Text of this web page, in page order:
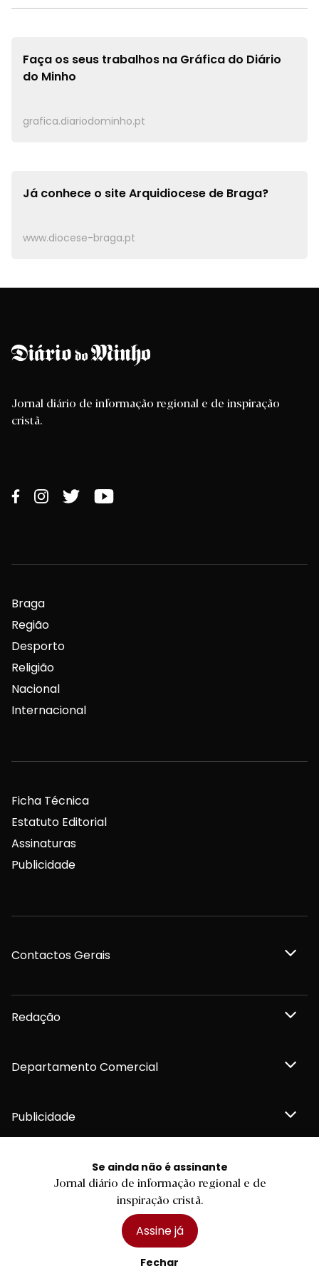
Faça os seus trabalhos na Gráfica do Diário
do Minho
grafica.diariodominho.pt
Já conhece o siteArquidiocese de Braga?
www.diocese-braga.pt
Se ainda não é assinante
Jornal diário de informação regional e de
inspiração cristã.
Assine já
Fechar
Jornal diário de informação regional e de inspiração
cristã.
Braga
Região
Desporto
Religião
Nacional
Internacional
Ficha Técnica
Estatuto Editorial
Assinaturas
Publicidade
Contactos Gerais
Redação
Departamento Comercial
Publicidade
Privacidade e Cookies
Declaração de compromisso FSC®
Política de Confidencialidade
2026 Diário do Minho, Lda. © Todos os direitos reservados